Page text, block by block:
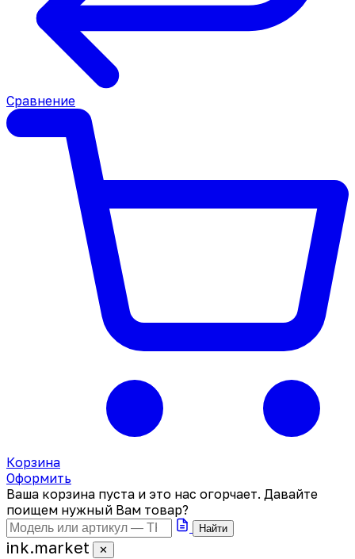
Сравнение
Корзина
Оформить
Ваша корзина пуста и это нас огорчает. Давайте
поищем нужный Вам товар?
Найти
ink.market ✕